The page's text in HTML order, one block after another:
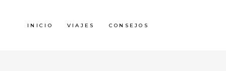
INICIO VIAJES CONSEJOS